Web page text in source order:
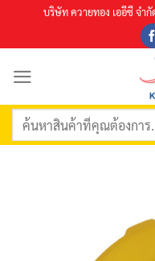
content
บริษัท ควายทอง เออีซี จำกั
ค้นหา: